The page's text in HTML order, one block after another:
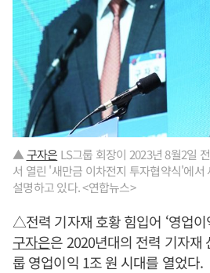
▲구자은 LS그룹 회장이 2023년 8월2일
서 열린 '새만금 이차전지 투자협약식'에서
설명하고 있다. <연합뉴스>
△전력 기자재 호황 힘입어 ‘영업이
구자은은 2020년대의 전력 기자재
룹 영업이익 1조 원 시대를 열었다.